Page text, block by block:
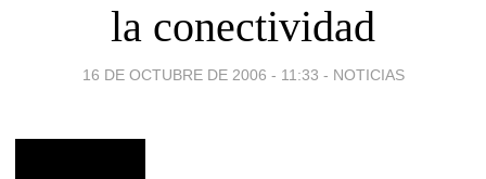
la conectividad
16 DE OCTUBRE DE 2006 - 11:33 - NOTICIAS